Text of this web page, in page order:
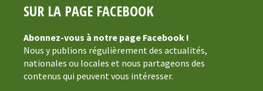
SUR LA PAGE FACEBOOK
Abonnez-vous à notre page Facebook !
Nous y publions régulièrement des actualités,
nationales ou locales et nous partageons des
contenus qui peuvent vous intéresser.